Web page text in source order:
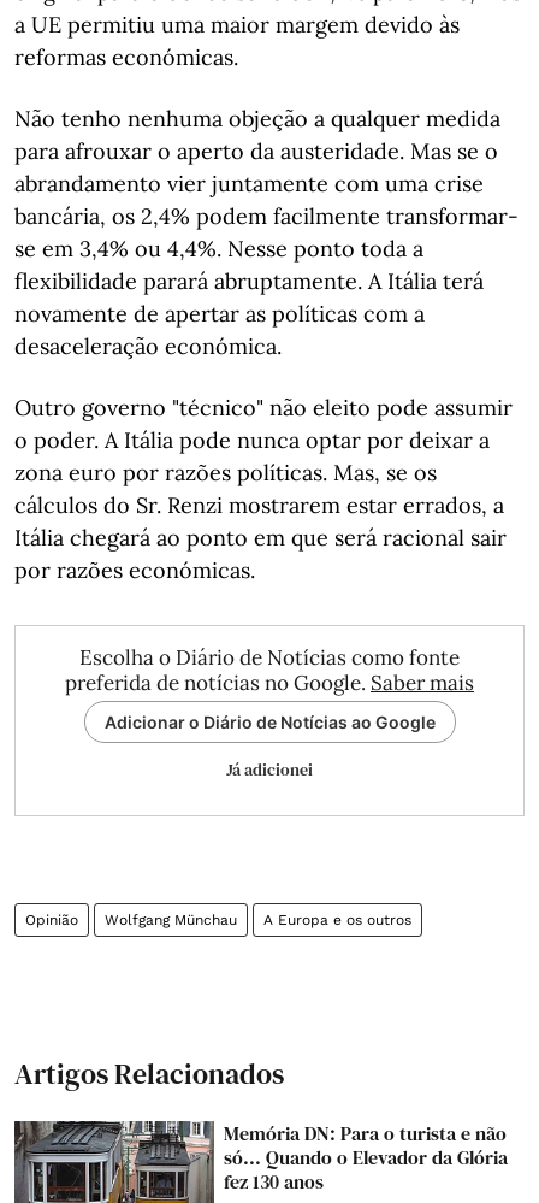
a UE permitiu uma maior margem devido às
reformas económicas.
Não tenho nenhuma objeção a qualquer medida
para afrouxar o aperto da austeridade. Mas se o
abrandamento vier juntamente com uma crise
bancária, os 2,4% podem facilmente transformar-
se em 3,4% ou 4,4%. Nesse ponto toda a
flexibilidade parará abruptamente. A Itália terá
novamente de apertar as políticas com a
desaceleração económica.
Outro governo "técnico" não eleito pode assumir
o poder. A Itália pode nunca optar por deixar a
zona euro por razões políticas. Mas, se os
cálculos do Sr. Renzi mostrarem estar errados, a
Itália chegará ao ponto em que será racional sair
por razões económicas.
Escolha o Diário de Notícias como fonte
preferida de notícias no Google. Saber mais
Adicionar o Diário de Notícias ao Google
Já adicionei
Opinião Wolfgang Münchau A Europa e os outros
Artigos Relacionados
Memória DN: Para o turista e não
só... Quando o Elevador da Glória
fez 130 anos